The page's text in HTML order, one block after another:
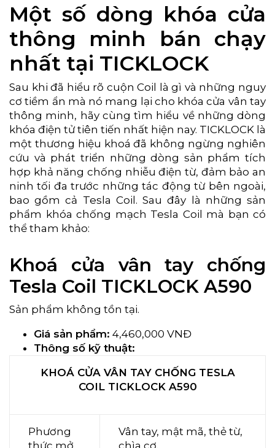
Một số dòng khóa cửa
thông minh bán chạy
nhất tại TICKLOCK
Sau khi đã hiểu rõ cuộn Coil là gì và những nguy
cơ tiềm ẩn mà nó mang lại cho khóa cửa vân tay
thông minh, hãy cùng tìm hiểu về những dòng
khóa điện tử tiên tiến nhất hiện nay. TICKLOCK là
một thương hiệu khoá đã không ngừng nghiên
cứu và phát triển những dòng sản phẩm tích
hợp khả năng chống nhiễu điện từ, đảm bảo an
ninh tối đa trước những tác động từ bên ngoài,
bao gồm cả Tesla Coil. Sau đây là những sản
phẩm khóa chống mạch Tesla Coil mà bạn có
thể tham khảo:
Khoá cửa vân tay chống
Tesla Coil TICKLOCK A590
Sản phẩm không tồn tại.
Giá sản phẩm: 4,460,000 VNĐ
Thông số kỹ thuật:
KHOÁ CỬA VÂN TAY CHỐNG TESLA
COIL TICKLOCK A590
Phương
thức mở
Vân tay, mật mã, thẻ từ,
chìa cơ.